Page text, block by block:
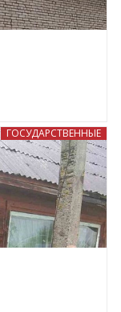
ГОСУДАРСТВЕННЫЕ